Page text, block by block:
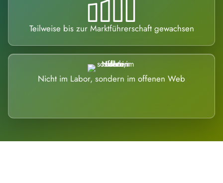
Teilweise bis zur Marktführerschaft gewachsen
Nicht im Labor, sondern im offenen Web